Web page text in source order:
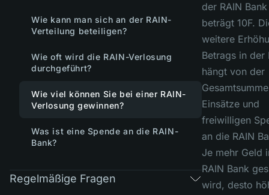
Wie kann man sich an der RAIN-
Verteilung beteiligen?
Wie oft wird die RAIN-Verlosung
durchgeführt?
Wie viel können Sie bei einer RAIN-
Verlosung gewinnen?
Was ist eine Spende an die RAIN-
Bank?
Regelmäßige Fragen
der RAIN Bank
beträgt 10F.
weitere
Betrags in der
hängt von der
Einsätze und
freiwilligen
an die RAIN
Je mehr Geld
RAIN Bank
wird, desto